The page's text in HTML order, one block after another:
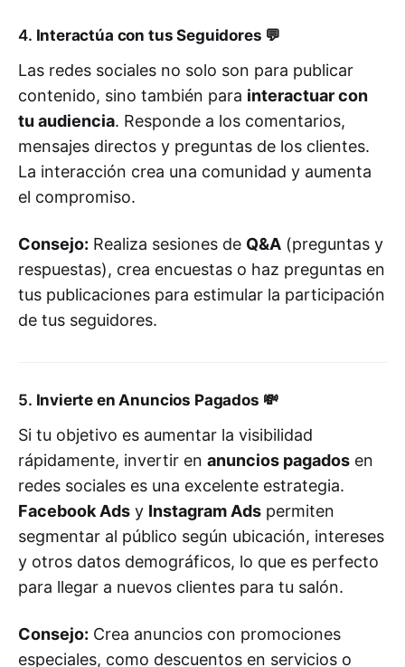
4. Interactúa con tus Seguidores 💬
Las redes sociales no solo son para publicar
contenido, sino también para interactuar con
tu audiencia. Responde a los comentarios,
mensajes directos y preguntas de los clientes.
La interacción crea una comunidad y aumenta
el compromiso.
Consejo: Realiza sesiones de Q&A (preguntas y
respuestas), crea encuestas o haz preguntas en
tus publicaciones para estimular la participación
de tus seguidores.
5. Invierte en Anuncios Pagados 💸
Si tu objetivo es aumentar la visibilidad
rápidamente, invertir en anuncios pagados en
redes sociales es una excelente estrategia.
Facebook Ads y Instagram Ads permiten
segmentar al público según ubicación, intereses
y otros datos demográficos, lo que es perfecto
para llegar a nuevos clientes para tu salón.
Consejo: Crea anuncios con promociones
especiales, como descuentos en servicios o